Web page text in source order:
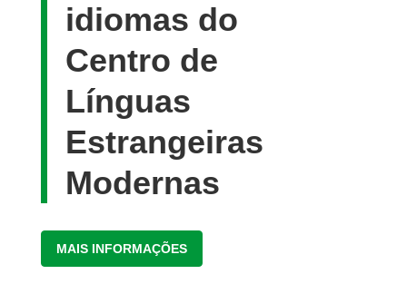
idiomas do
Centro de
Línguas
Estrangeiras
Modernas
MAIS INFORMAÇÕES